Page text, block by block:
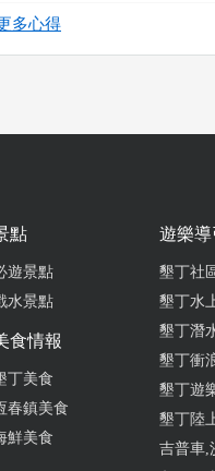
一定要來一碗道地的綠豆
水，裡面料超多，除了軟糯
了顆粒感卻入口即化。特別
吃，完全不會因為冰鎮而變
傳統甜品，而且一碗 $50，
多心得
點
遊景點
水景點
食情報
丁美食
春鎮美食
鮮美食
遊樂導
墾丁社
墾丁水
墾丁潛
墾丁衝
墾丁遊
墾丁陸
吉普車,